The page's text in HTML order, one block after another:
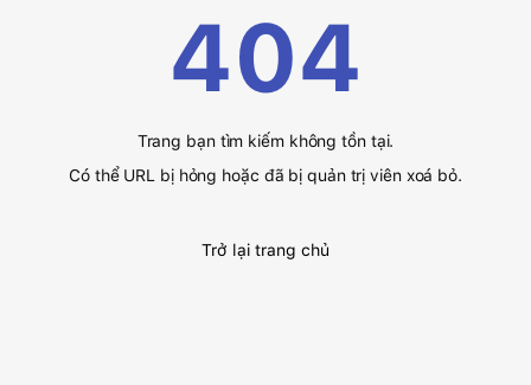
404
Trang bạn tìm kiếm không tồn tại.
Có thể URL bị hỏng hoặc đã bị quản trị viên xoá bỏ.
Trở lại trang chủ